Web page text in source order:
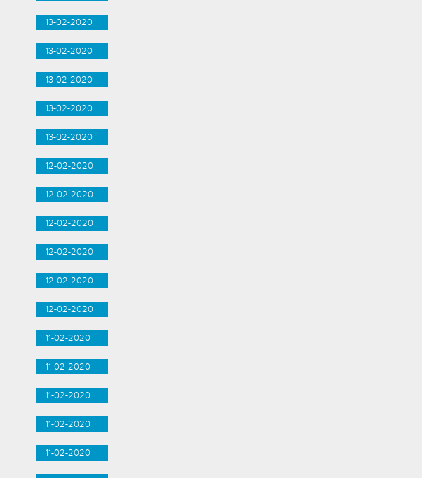
13-02-2020
13-02-2020
13-02-2020
13-02-2020
13-02-2020
12-02-2020
12-02-2020
12-02-2020
12-02-2020
12-02-2020
12-02-2020
11-02-2020
11-02-2020
11-02-2020
11-02-2020
11-02-2020